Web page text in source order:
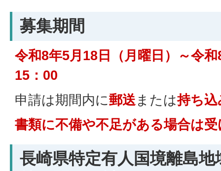
募集期間
令和8年5月18日（月曜日）～令
15：00
申請は期間内に郵送または持ち込
書類に不備や不足がある場合は
長崎県特定有人国境離島